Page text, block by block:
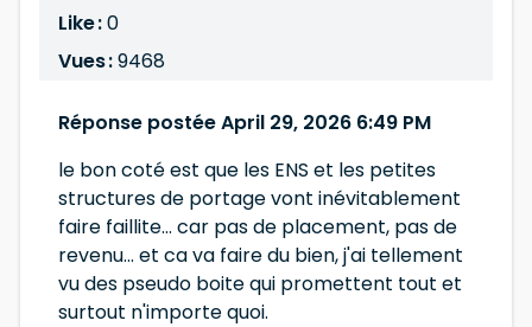
Like :0
Vues :9468
Réponse postée April 29, 2026 6:49 PM
le bon coté est que les ENS et les petites
structures de portage vont inévitablement
faire faillite... car pas de placement, pas de
revenu... et ca va faire du bien, j'ai tellement
vu des pseudo boite qui promettent tout et
surtout n'importe quoi.